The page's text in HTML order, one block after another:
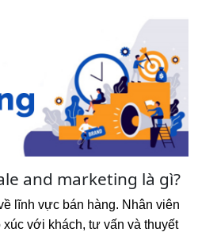
and marketing là gì?
lĩnh vực bán hàng. Nhân viên
xúc với khách, tư vấn và thuyết